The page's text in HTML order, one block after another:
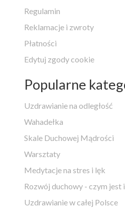
Regulamin
Reklamacje i zwroty
Płatności
Edytuj zgody cookie
Popularne
Uzdrawianie na odległość
Wahadełka
Skale Duchowej Mądrości
Warsztaty
Medytacje na stres i lęk
Rozwój duchowy - czym jest
Uzdrawianie w całej Polsce